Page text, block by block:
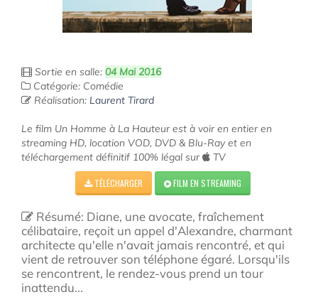
Sortie en salle: 04 Mai 2016
Catégorie: Comédie
Réalisation: Laurent Tirard
Le film Un Homme à La Hauteur est à voir en entier en
streaming HD, location VOD, DVD & Blu-Ray et en
téléchargement définitif 100% légal sur
TV
TÉLÉCHARGER FILM EN STREAMING
Résumé: Diane, une avocate, fraîchement
célibataire, reçoit un appel d'Alexandre, charmant
architecte qu'elle n'avait jamais rencontré, et qui
vient de retrouver son téléphone égaré. Lorsqu'ils
se rencontrent, le rendez-vous prend un tour
inattendu...